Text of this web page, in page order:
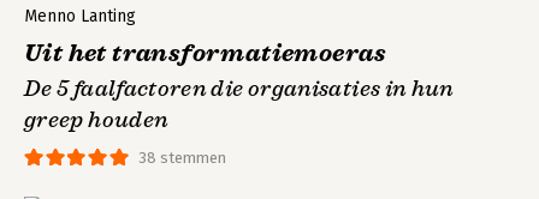
38 stemmen
Menno Lanting
Uit het transformatiemoeras
De 5 faalfactoren die organisaties in hun
greep houden